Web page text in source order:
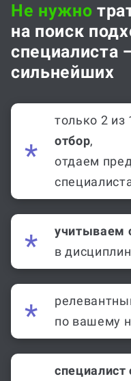
Не нужно
на поиск
специалиста
сильнейших
только 2 из
отбор,
отдаем
учитываем
в
по вашему
специалист